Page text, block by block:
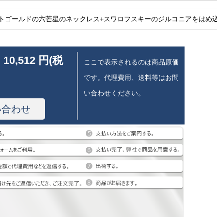
ゴールドの六芒星のネックレス+スワロフスキーのジルコニアをはめ
10,512 円(税
わせ
ここで表示されるのは商品原価
です。代理費用、送料等はお問
い合わせください。